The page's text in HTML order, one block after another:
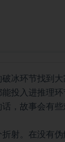
冰环节找到
投入进推理
，故事会有些
射。在没有